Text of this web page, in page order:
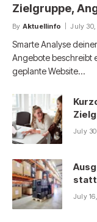
Zielgruppe,
By Aktuellinfo July
Smarte Analyse
Angebote beschreibt
geplante Website…
July
July